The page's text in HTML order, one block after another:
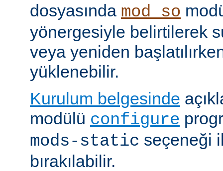
dosyasında mod_so
yönergesiyle belirtilerek
veya yeniden
yüklenebilir.
Kurulum belgesinde
modülü configure
mods-static seçeneği
bırakılabilir.